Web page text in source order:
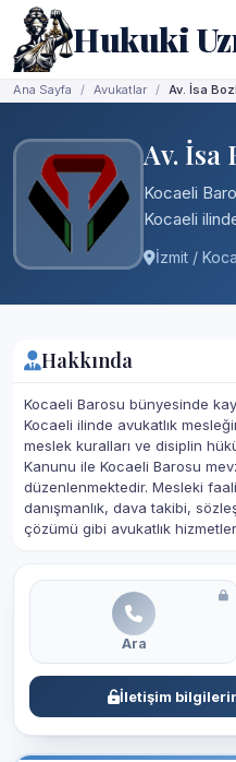
Hukuki
Ana Sayfa Avukatlar Av. İsa
Av. İsa
Kocaeli
Kocaeli
İzmit /
Hakkında
Kocaeli Barosu bünyesinde
Kocaeli ilinde avukatlık
meslek kuralları ve disiplin
Kanunu ile Kocaeli Barosu
düzenlenmektedir. Mesleki
danışmanlık, dava takibi,
çözümü gibi avukatlık
Ara
İletişim